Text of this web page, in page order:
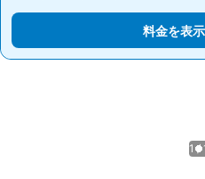
料金を
料金を表示
1 /